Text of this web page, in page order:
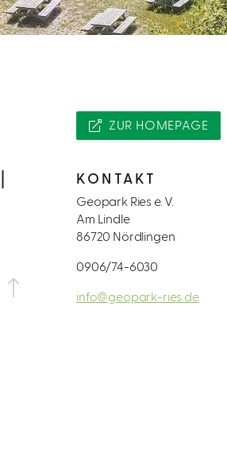
ZUR HOMEPAGE
KONTAKT
Geopark Ries e. V.
Am Lindle
86720 Nördlingen
0906/74-6030
info@geopark-ries.de